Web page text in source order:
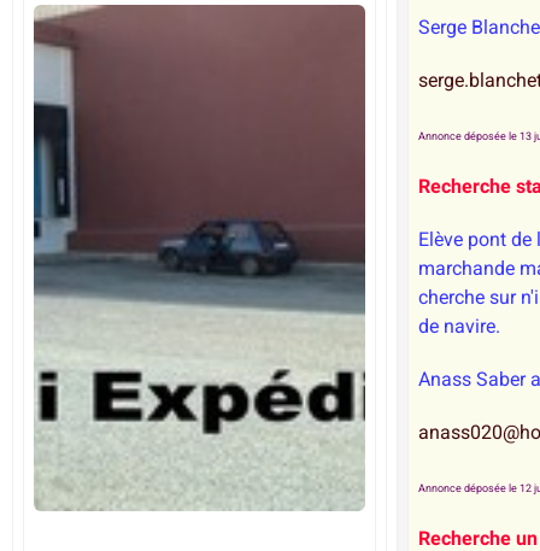
Serge
Annonce déposée le 13
Recherche
Elève pont de
marchande
cherche sur
de navire.
Anass Saber
Annonce déposée le 12
Recherche